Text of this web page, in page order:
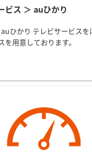
ビス ＞ auひかり
ひかり テレビサービスを
を用意しております。